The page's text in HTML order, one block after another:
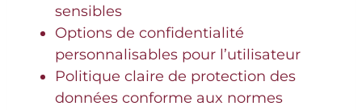
sensibles
Options de confidentialité
personnalisables pour l’utilisateur
Politique claire de protection des
données conforme aux normes